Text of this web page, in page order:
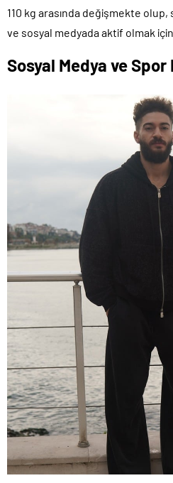
110 kg arasında değişmekte
ve sosyal medyada aktif olmak
Sosyal Medya ve